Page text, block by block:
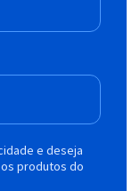
e deseja
produtos do